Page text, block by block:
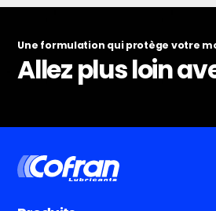
Une formulation qui protège votre
Allez plus loin